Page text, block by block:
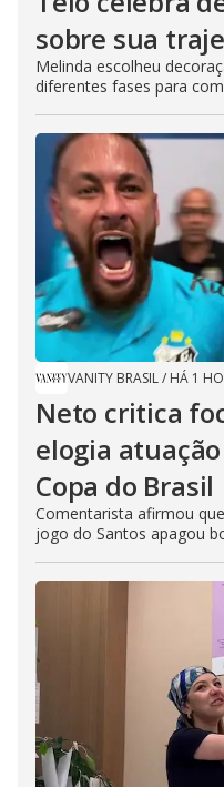
sobre sua
Melinda escolheu
diferentes fases para
VANITY BRASIL/ HÁ 1
Neto critica
elogia
Copa do Brasil
Comentarista afirmou
jogo do Santos apagou